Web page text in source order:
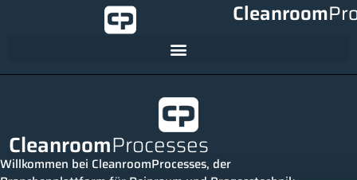
Cleanroom
CleanroomProcesses
Willkommen bei CleanroomProcesses, der